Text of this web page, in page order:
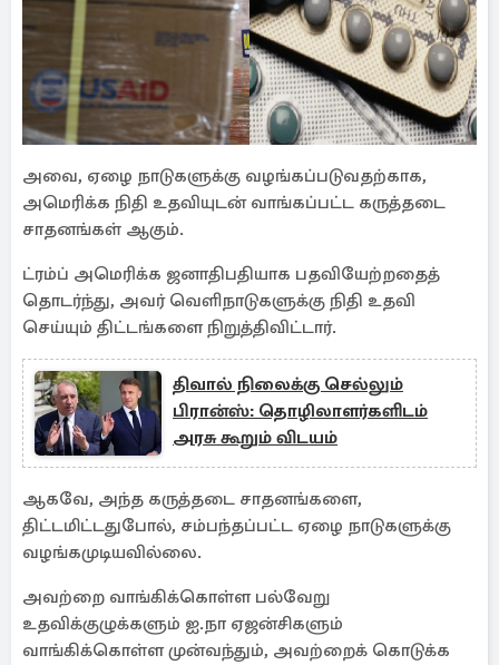
அவை, ஏழை நாடுகளுக்கு வழங்கப்படுவதற்காக,
அமெரிக்க நிதி உதவியுடன் வாங்கப்பட்ட கருத்தடை
சாதனங்கள் ஆகும்.
ட்ரம்ப் அமெரிக்க ஜனாதிபதியாக பதவியேற்றதைத்
தொடர்ந்து, அவர் வெளிநாடுகளுக்கு நிதி உதவி
செய்யும் திட்டங்களை நிறுத்திவிட்டார்.
திவால் நிலைக்கு செல்லும்
பிரான்ஸ்: தொழிலாளர்களிடம்
அரசு கூறும் விடயம்
ஆகவே, அந்த கருத்தடை சாதனங்களை,
திட்டமிட்டதுபோல், சம்பந்தப்பட்ட ஏழை நாடுகளுக்கு
வழங்கமுடியவில்லை.
அவற்றை வாங்கிக்கொள்ள பல்வேறு
உதவிக்குழுக்களும் ஐ.நா ஏஜன்சிகளும்
வாங்கிக்கொள்ள முன்வந்தும், அவற்றைக் கொடுக்க